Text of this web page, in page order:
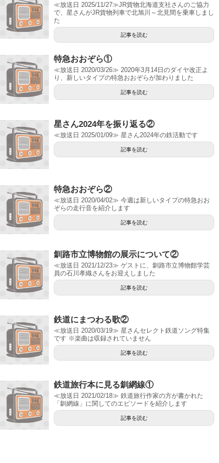
≪放送日 2025/11/27≫JR貨物北海道支社さんのご協力
で、星さんがJR貨物列車で北旭川～北見間を乗車しまし
た
記事を読む
特急おおぞら①
≪放送日 2020/03/26≫ 2020年3月14日のダイヤ改正よ
り、新しいタイプの特急おおぞらが加わりました
記事を読む
星さん2024年を振り返る②
≪放送日 2025/01/09≫ 星さん2024年の鉄活動です
記事を読む
特急おおぞら②
≪放送日 2020/04/02≫ 今週は新しいタイプの特急おお
ぞらの走行音を紹介します
記事を読む
釧路市立博物館の展示について②
≪放送日 2021/12/23≫ ゲストに、釧路市立博物館学芸
員の石川孝織さんをお迎えしました
記事を読む
鉄道にまつわる歌②
≪放送日 2020/03/19≫ 星さんセレクト鉄道ソング特集
です ※楽曲は収録されていません
記事を読む
鉄道旅行本に見る釧網線①
≪放送日 2021/02/18≫ 鉄道旅行作家の方が書かれた
「釧網線」に関してのエピソードを紹介します
記事を読む